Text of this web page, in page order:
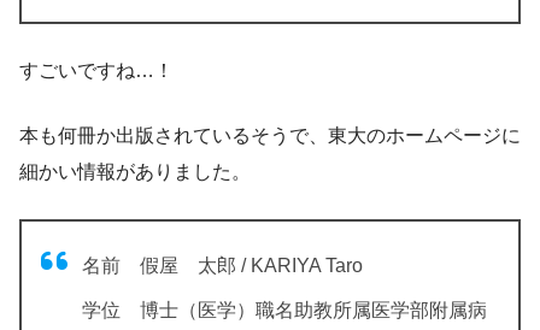
すごいですね…！
本も何冊か出版されているそうで、東大のホームページに
細かい情報がありました。
名前 假屋 太郎 / KARIYA Taro
学位 博士（医学）職名助教所属医学部附属病